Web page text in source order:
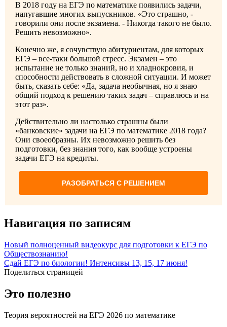
В 2018 году на ЕГЭ по математике появились задачи,
напугавшие многих выпускников. «Это страшно, -
говорили они после экзамена. - Никогда такого не было.
Решить невозможно».
Конечно же, я сочувствую абитуриентам, для которых
ЕГЭ – все-таки большой стресс. Экзамен – это
испытание не только знаний, но и хладнокровия, и
способности действовать в сложной ситуации. И может
быть, сказать себе: «Да, задача необычная, но я знаю
общий подход к решению таких задач – справлюсь и на
этот раз».
Действительно ли настолько страшны были
«банковские» задачи на ЕГЭ по математике 2018 года?
Они своеобразны. Их невозможно решить без
подготовки, без знания того, как вообще устроены
задачи ЕГЭ на кредиты.
РАЗОБРАТЬСЯ С РЕШЕНИЕМ
Навигация по записям
Новый полноценный видеокурс для подготовки к ЕГЭ по
Обществознанию!
Сдай ЕГЭ по биологии! Интенсивы 13, 15, 17 июня!
Поделиться страницей
Это полезно
Теория вероятностей на ЕГЭ 2026 по математике